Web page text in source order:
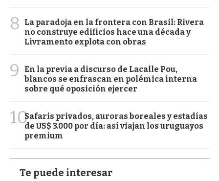
8
La paradoja en la frontera con Brasil: Rivera
no construye edificios hace una década y
Livramento explota con obras
9
En la previa a discurso de Lacalle Pou,
blancos se enfrascan en polémica interna
sobre qué oposición ejercer
10Safaris privados, auroras boreales y estadías
de US$ 3.000 por día: así viajan los uruguayos
premium
Te puede interesar